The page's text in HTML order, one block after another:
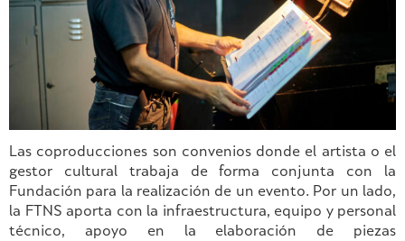
Las coproducciones son convenios donde el artista o el
gestor cultural trabaja de forma conjunta con la
Fundación para la realización de un evento. Por un lado,
la FTNS aporta con la infraestructura, equipo y personal
técnico, apoyo en la elaboración de piezas